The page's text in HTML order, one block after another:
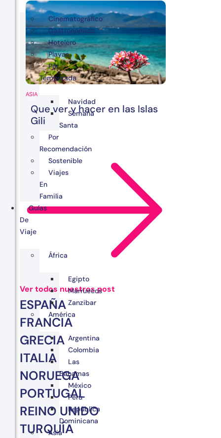
ASIA
Que ver y hacer en las Islas
Gili
Ver todos nuestros post
ESPAÑA
FRANCIA
GRECIA
ITALIA
NORUEGA
PORTUGAL
REINO UNIDO
TURQUÍA
Cinematográfico
Gastronómico
Hotelero
Playas
Por
Temporada
Navidad
Semana
Santa
Por
Recomendación
Sostenible
Viajes
En
Familia
Guías
De
Viaje
África
Egipto
Marruecos
Zanzibar
América
Argentina
Colombia
Las
Bahamas
México
Perú
República
Dominicana
Asia